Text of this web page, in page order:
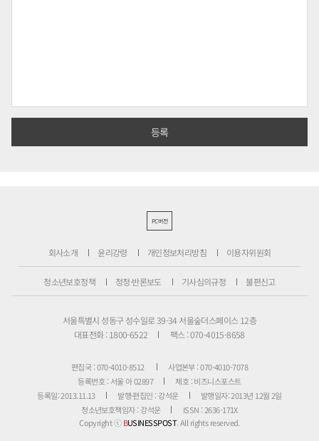
PC버전
회사소개 윤리강령 개인정보처리방침 이용자위원회
청소년보호정책 정정·반론보도 기사심의규정 불편신고
서울특별시 성동구 성수일로 39-34 서울숲더스페이스 12층
대표전화 : 1800-6522
팩스 : 070-4015-8658
편집국 : 070-4010-8512
사업본부 : 070-4010-7078
등록번호 : 서울 아 02897
제호 : 비즈니스포스트
등록일: 2013.11.13
발행·편집인 : 강석운
발행일자: 2013년 12월 2일
청소년보호책임자 : 강석운
ISSN : 2636-171X
Copyright ⓒBUSINESSPOST. All rights reserved.